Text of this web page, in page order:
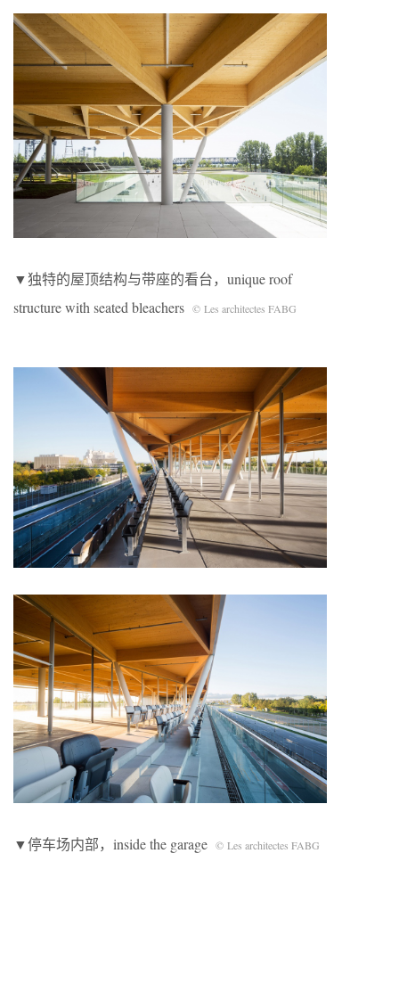
▼独特的屋顶结构与带座的看台，unique roof
structure with seated bleachers © Les architectes FABG
▼停车场内部，inside the garage © Les architectes FABG